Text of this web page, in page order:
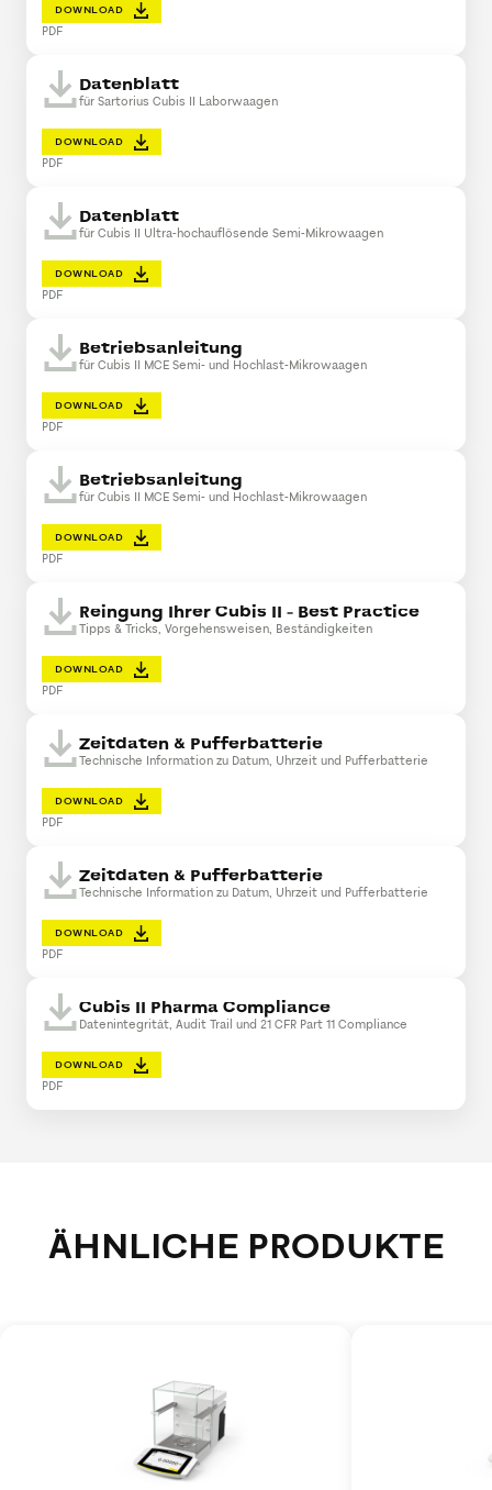
DOWNLOAD
PDF
Datenblatt
für Sartorius Cubis II Laborwaagen
DOWNLOAD
PDF
Datenblatt
für Cubis II Ultra-hochauflösende Semi-Mikrowaagen
DOWNLOAD
PDF
Betriebsanleitung
für Cubis II MCE Semi- und Hochlast-Mikrowaagen
DOWNLOAD
PDF
Betriebsanleitung
für Cubis II MCE Semi- und Hochlast-Mikrowaagen
DOWNLOAD
PDF
Reingung Ihrer Cubis II - Best Practice
Tipps & Tricks, Vorgehensweisen, Beständigkeiten
DOWNLOAD
PDF
Zeitdaten & Pufferbatterie
Technische Information zu Datum, Uhrzeit und Pufferbatterie
DOWNLOAD
PDF
Zeitdaten & Pufferbatterie
Technische Information zu Datum, Uhrzeit und Pufferbatterie
DOWNLOAD
PDF
Cubis II Pharma Compliance
Datenintegrität, Audit Trail und 21 CFR Part 11 Compliance
DOWNLOAD
PDF
ÄHNLICHE PRODUKTE